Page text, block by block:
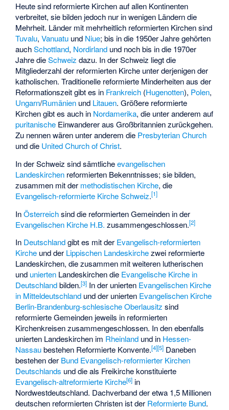
Heute sind reformierte Kirchen auf allen Kontinenten
verbreitet, sie bilden jedoch nur in wenigen Ländern die
Mehrheit. Länder mit mehrheitlich reformierten Kirchen sind
Tuvalu,Vanuatu und Niue; bis in die 1950er Jahre gehörten
auchSchottland, Nordirland und noch bis in die 1970er
Jahre dieSchweiz dazu. In der Schweiz liegt die
Mitgliederzahl der reformierten Kirche unter derjenigen der
katholischen. Traditionelle reformierte Minderheiten aus der
Reformationszeit gibt es in Frankreich (Hugenotten), Polen,
Ungarn/Rumänien und Litauen. Größere reformierte
Kirchen gibt es auch in Nordamerika, die unter anderem auf
puritanische Einwanderer aus Großbritannien zurückgehen.
Zu nennen wären unter anderem die Presbyterian Church
und die United Church of Christ.
In der Schweiz sind sämtlicheevangelischen
Landeskirchen reformierten Bekenntnisses; sie bilden,
zusammen mit der methodistischen Kirche, die
Evangelisch-reformierte Kirche Schweiz.[1]
InÖsterreichsind die reformierten Gemeinden in der
Evangelischen Kirche H.B. zusammengeschlossen.[2]
In Deutschlandgibt es mit der Evangelisch-reformierten
Kirche und der Lippischen Landeskirchezwei reformierte
Landeskirchen, die zusammen mit weiteren lutherischen
und unierten Landeskirchen die Evangelische Kirche in
Deutschlandbilden.[3] In der unierten Evangelischen Kirche
in Mitteldeutschland und der unierten Evangelischen Kirche
Berlin-Brandenburg-schlesische Oberlausitz sind
reformierte Gemeinden jeweils in reformierten
Kirchenkreisen zusammengeschlossen. In den ebenfalls
unierten Landeskirchen im Rheinland und in Hessen-
Nassaubestehen Reformierte Konvente.[4][5] Daneben
bestehen der Bund Evangelisch-reformierter Kirchen
Deutschlands und die als Freikirche konstituierte
Evangelisch-altreformierte Kirche[6] in
Nordwestdeutschland. Dachverband der etwa 1,5 Millionen
deutschen reformierten Christen ist der Reformierte Bund.